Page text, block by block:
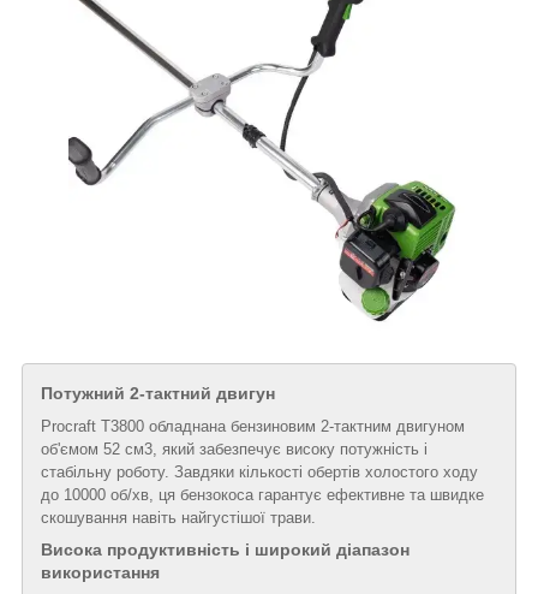
Потужний 2-тактний двигун
Procraft T3800 обладнана бензиновим 2-тактним двигуном
об'ємом 52 см3, який забезпечує високу потужність і
стабільну роботу. Завдяки кількості обертів холостого ходу
до 10000 об/хв, ця бензокоса гарантує ефективне та швидке
скошування навіть найгустішої трави.
Висока продуктивність і широкий діапазон
використання